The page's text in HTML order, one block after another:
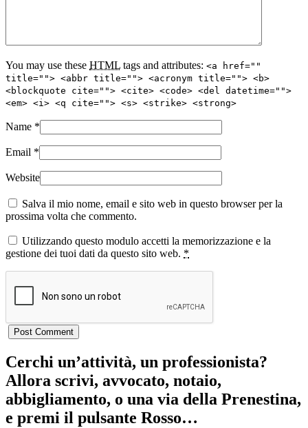
You may use these HTML tags and attributes: <a href=""
title=""> <abbr title=""> <acronym title=""> <b>
<blockquote cite=""> <cite> <code> <del datetime="">
<em> <i> <q cite=""> <s> <strike> <strong>
Name *
Email *
Website
Salva il mio nome, email e sito web in questo browser per la
prossima volta che commento.
Utilizzando questo modulo accetti la memorizzazione e la
gestione dei tuoi dati da questo sito web. *
Cerchi un’attività, un professionista?
Allora scrivi, avvocato, notaio,
abbigliamento, o una via della Prenestina,
e premi il pulsante Rosso…